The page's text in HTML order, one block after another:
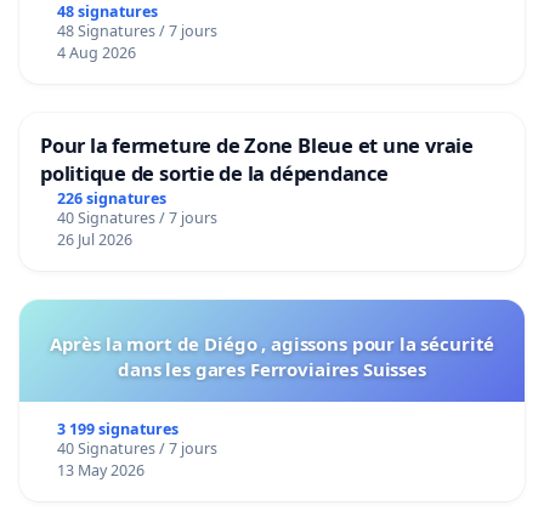
48 signatures
48 Signatures / 7 jours
4 Aug 2026
Pour la fermeture de Zone Bleue et une vraie
politique de sortie de la dépendance
226 signatures
40 Signatures / 7 jours
26 Jul 2026
Après la mort de Diégo , agissons pour la sécurité
dans les gares Ferroviaires Suisses
3 199 signatures
40 Signatures / 7 jours
13 May 2026